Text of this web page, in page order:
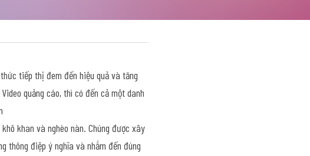
tiếp thị đem đến hiệu quả và tăng
quảng cáo, thì có đến cả một danh
khan và nghèo nàn. Chúng được xây
thông điệp ý nghĩa và nhắm đến đúng